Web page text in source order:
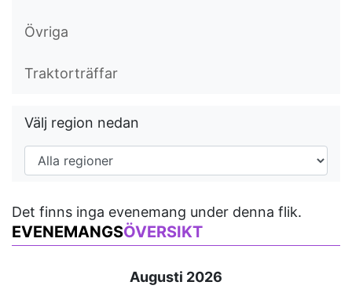
Övriga
Traktorträffar
Välj region nedan
Det finns inga evenemang under denna flik.
EVENEMANGSÖVERSIKT
Augusti 2026